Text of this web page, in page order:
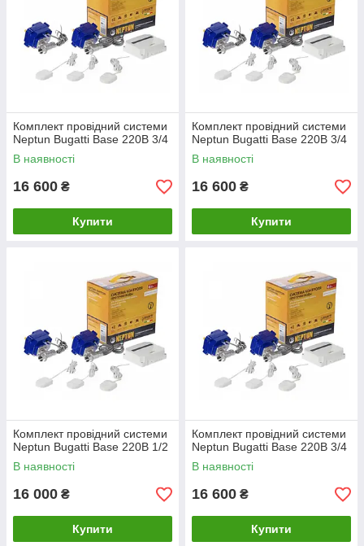
Комплект провідний системи
Neptun Bugatti Base 220B 3/4
В наявності
16 600 ₴
Купити
Комплект провідний системи
Neptun Bugatti Base 220B 3/4
В наявності
16 600 ₴
Купити
Комплект провідний системи
Neptun Bugatti Base 220B 1/2
В наявності
16 000 ₴
Купити
Комплект провідний системи
Neptun Bugatti Base 220B 3/4
В наявності
16 600 ₴
Купити